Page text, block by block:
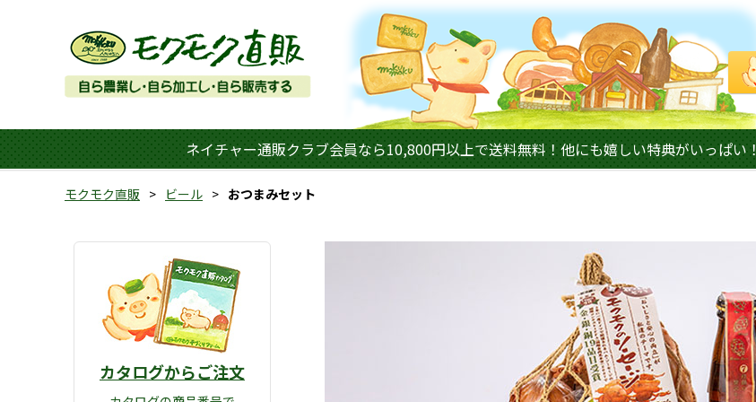
ネイチャー通販クラブ会員なら10,800円以上で送料無料！他にも嬉しい特典がいっぱい！
モクモク直販 ビール おつまみセット
カタログからご注文